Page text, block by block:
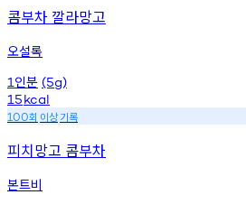
콤부차 깔라망고
오설록
1 인분 (5g)
15kcal
100회 이상기록
피치망고 콤부차
본트비